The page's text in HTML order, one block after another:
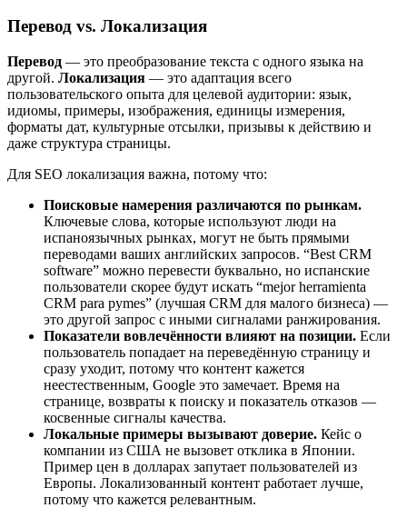
Перевод vs. Локализация
Перевод — это преобразование текста с одного языка на
другой. Локализация — это адаптация всего
пользовательского опыта для целевой аудитории: язык,
идиомы, примеры, изображения, единицы измерения,
форматы дат, культурные отсылки, призывы к действию и
даже структура страницы.
Для SEO локализация важна, потому что:
Поисковые намерения различаются по рынкам.
Ключевые слова, которые используют люди на
испаноязычных рынках, могут не быть прямыми
переводами ваших английских запросов. “Best CRM
software” можно перевести буквально, но испанские
пользователи скорее будут искать “mejor herramienta
CRM para pymes” (лучшая CRM для малого бизнеса) —
это другой запрос с иными сигналами ранжирования.
Показатели вовлечённости влияют на позиции. Если
пользователь попадает на переведённую страницу и
сразу уходит, потому что контент кажется
неестественным, Google это замечает. Время на
странице, возвраты к поиску и показатель отказов —
косвенные сигналы качества.
Локальные примеры вызывают доверие. Кейс о
компании из США не вызовет отклика в Японии.
Пример цен в долларах запутает пользователей из
Европы. Локализованный контент работает лучше,
потому что кажется релевантным.